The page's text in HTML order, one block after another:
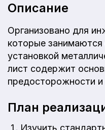
Описание
Организовано для
которые занимаются
установкой
лист содержит
предосторожности и
План